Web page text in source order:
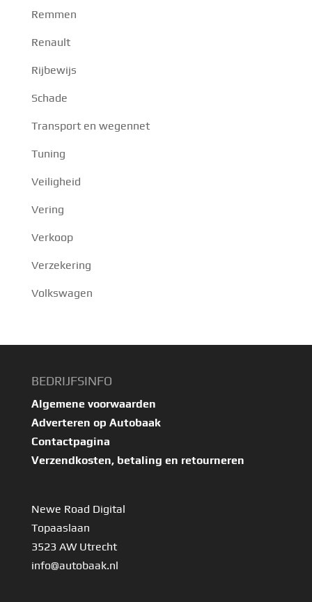
Remmen
Renault
Rijbewijs
Schade
Transport en wegennet
Tuning
Veiligheid
Vering
Verkoop
Verzekering
Volkswagen
BEDRIJFSINFO
Algemene voorwaarden
Adverteren op Autobaak
Contactpagina
Verzendkosten, betaling en retourneren
Newe Road Digital
Topaaslaan
3523 AW Utrecht
info@autobaak.nl